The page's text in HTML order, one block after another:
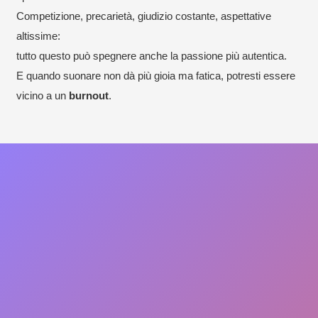
Competizione, precarietà, giudizio costante, aspettative
altissime:
tutto questo può spegnere anche la passione più autentica.
E quando suonare non dà più gioia ma fatica, potresti essere
vicino a un burnout.